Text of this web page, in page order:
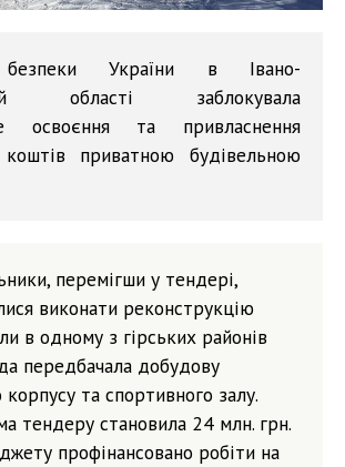
України в Івано-
області заблокувала
освоєння та привласнення
приватною будівельною
перемігши у тендері,
виконати реконструкцію
в одному з гірських районів
передбачала добудову
корпусу та спортивного залу.
тендеру становила 24 млн. грн.
профінансовано робіти на